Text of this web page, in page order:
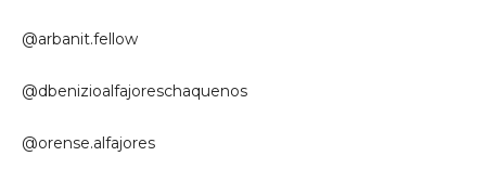
@arbanit.fellow
@dbenizioalfajoreschaquenos
@orense.alfajores